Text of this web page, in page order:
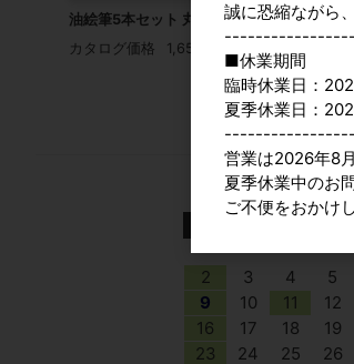
油絵筆5本セット 丸平混合 豚毛 短軸
カタログ価格
1,650円
2026年
2
3 4 5
9
10 11 12
16
17 18 19
23
24 25 26
誠に恐縮ながら
■休業期間
臨時休業日：
夏季休業日：
営業は2026年8
夏季休業中のお
ご不便をおかけ